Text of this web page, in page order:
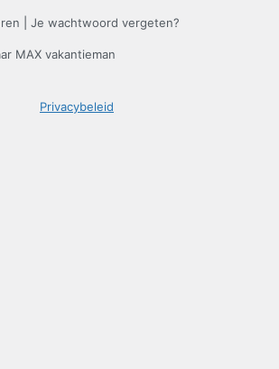
Je wachtwoord vergeten?
MAX vakantieman
Privacybeleid